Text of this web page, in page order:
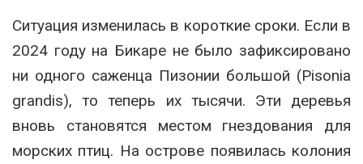
Ситуация изменилась в короткие сроки. Если в
2024 году на Бикаре не было зафиксировано
ни одного саженца Пизонии большой (Pisonia
grandis), то теперь их тысячи. Эти деревья
вновь становятся местом гнездования для
морских птиц. На острове появилась колония